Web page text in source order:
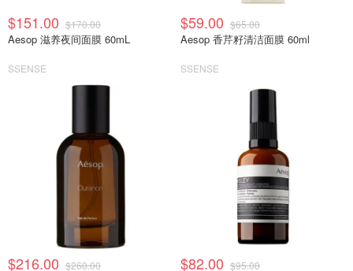
$151.00 $170.00
Aesop 滋养夜间面膜 60mL
SSENSE
$59.00 $65.00
Aesop 香芹籽清洁面膜 60ml
SSENSE
$216.00 $260.00 $82.00 $95.00